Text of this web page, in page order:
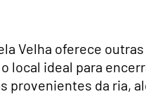
Velha oferece
local ideal para
da ria,